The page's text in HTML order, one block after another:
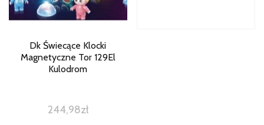
Dk Świecące Klocki
Magnetyczne Tor 129El
Kulodrom
244,98zł